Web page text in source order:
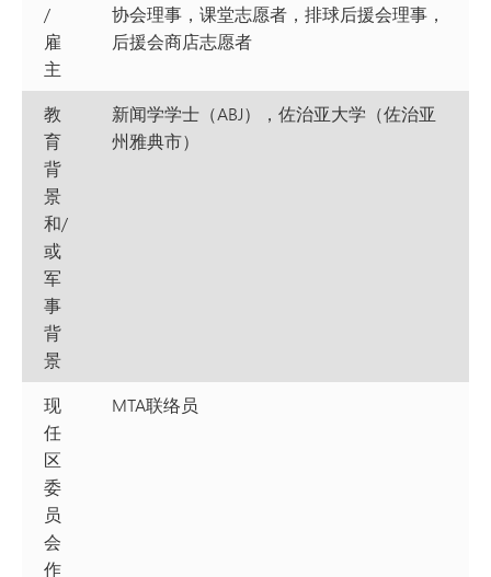
/
雇
主
协会理事，课堂志愿者，排球后援会理事，
后援会商店志愿者
教
育
背
景
和/
或
军
事
背
景
新闻学学士（ABJ），佐治亚大学（佐治亚
州雅典市）
现
任
区
委
员
会
作
MTA联络员